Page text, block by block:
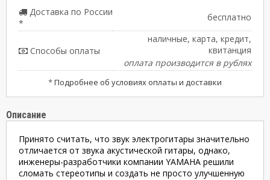
Доставка по России
*
бесплатно
Способы оплаты
наличные, карта, кредит,
квитанция
оплата производится в рублях
*Подробнее об условиях оплаты и доставки
Описание
Принято считать, что звук электрогитары значительно
отличается от звука акустической гитары, однако,
инженеры-разработчики компании YAMAHA решили
сломать стереотипы и создать не просто улучшенную